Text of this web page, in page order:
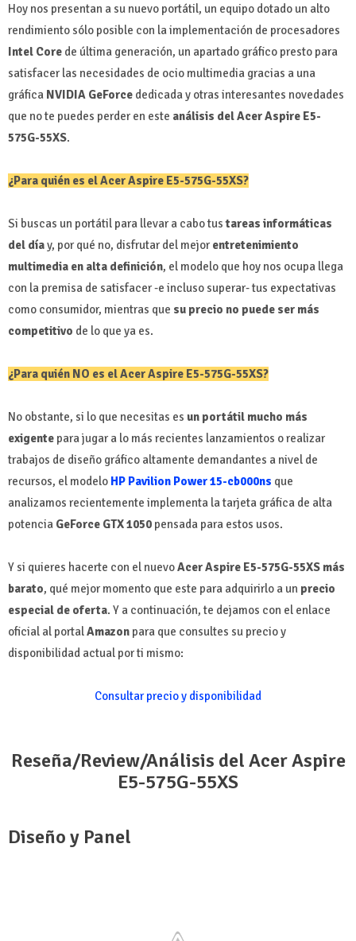
Hoy nos presentan a su nuevo portátil, un equipo dotado un alto
rendimiento sólo posible con la implementación de procesadores
Intel Core de última generación, un apartado gráfico presto para
satisfacer las necesidades de ocio multimedia gracias a una
gráfica NVIDIA GeForce dedicada y otras interesantes novedades
que no te puedes perder en este análisis del Acer Aspire E5-
575G-55XS.
¿Para quién es el Acer Aspire E5-575G-55XS?
Si buscas un portátil para llevar a cabo tustareas informáticas
del díay, por qué no, disfrutar del mejor entretenimiento
multimedia en alta definición, el modelo que hoy nos ocupa llega
con la premisa de satisfacer -e incluso superar- tus expectativas
como consumidor, mientras que su precio no puede ser más
competitivo de lo que ya es.
¿Para quién NO es el Acer Aspire E5-575G-55XS?
No obstante, si lo que necesitas es un portátil mucho más
exigente para jugar a lo más recientes lanzamientos o realizar
trabajos de diseño gráfico altamente demandantes a nivel de
recursos, el modelo HP Pavilion Power 15-cb000ns que
analizamos recientemente implementa la tarjeta gráfica de alta
potencia GeForce GTX 1050 pensada para estos usos.
Y si quieres hacerte con el nuevoAcer Aspire E5-575G-55XS más
barato, qué mejor momento que este para adquirirlo a un precio
especial de oferta. Y a continuación, te dejamos con el enlace
oficial al portalAmazon para que consultes su precio y
disponibilidad actual por ti mismo:
Consultar precio y disponibilidad
Reseña/Review/Análisis del Acer Aspire
E5-575G-55XS
Diseño y Panel